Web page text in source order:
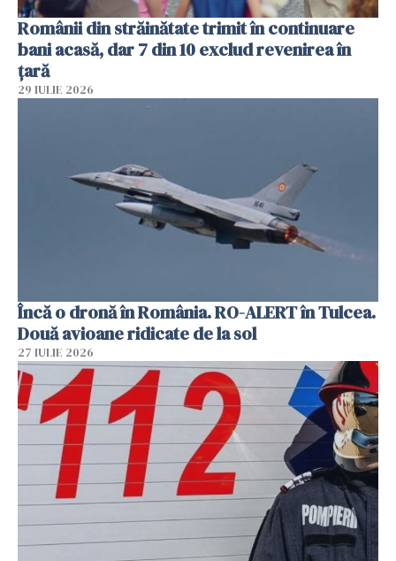
Românii din străinătate trimit în continuare
bani acasă, dar 7 din 10 exclud revenirea în
țară
29 IULIE 2026
Încă o dronă în România. RO-ALERT în Tulcea.
Două avioane ridicate de la sol
27 IULIE 2026